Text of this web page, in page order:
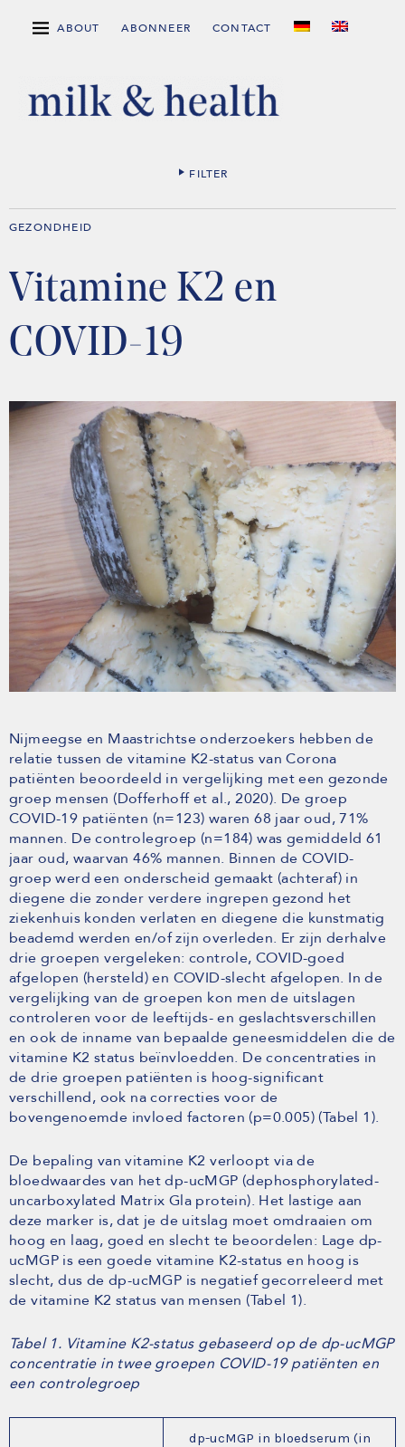
ABOUT ABONNEER CONTACT
FILTER
GEZONDHEID
Vitamine K2 en
COVID-19
Nijmeegse en Maastrichtse onderzoekers hebben de
relatie tussen de vitamine K2-status van Corona
patiënten beoordeeld in vergelijking met een gezonde
groep mensen (Dofferhoff et al., 2020). De groep
COVID-19 patiënten (n=123) waren 68 jaar oud, 71%
mannen. De controlegroep (n=184) was gemiddeld 61
jaar oud, waarvan 46% mannen. Binnen de COVID-
groep werd een onderscheid gemaakt (achteraf) in
diegene die zonder verdere ingrepen gezond het
ziekenhuis konden verlaten en diegene die kunstmatig
beademd werden en/of zijn overleden. Er zijn derhalve
drie groepen vergeleken: controle, COVID-goed
afgelopen (hersteld) en COVID-slecht afgelopen. In de
vergelijking van de groepen kon men de uitslagen
controleren voor de leeftijds- en geslachtsverschillen
en ook de inname van bepaalde geneesmiddelen die de
vitamine K2 status beïnvloedden. De concentraties in
de drie groepen patiënten is hoog-significant
verschillend, ook na correcties voor de
bovengenoemde invloed factoren (p=0.005) (Tabel 1).
De bepaling van vitamine K2 verloopt via de
bloedwaardes van het dp-ucMGP (dephosphorylated-
uncarboxylated Matrix Gla protein). Het lastige aan
deze marker is, dat je de uitslag moet omdraaien om
hoog en laag, goed en slecht te beoordelen: Lage dp-
ucMGP is een goede vitamine K2-status en hoog is
slecht, dus de dp-ucMGP is negatief gecorreleerd met
de vitamine K2 status van mensen (Tabel 1).
Tabel 1. Vitamine K2-status gebaseerd op de dp-ucMGP
concentratie in twee groepen COVID-19 patiënten en
een controlegroep
dp-ucMGP in bloedserum (in